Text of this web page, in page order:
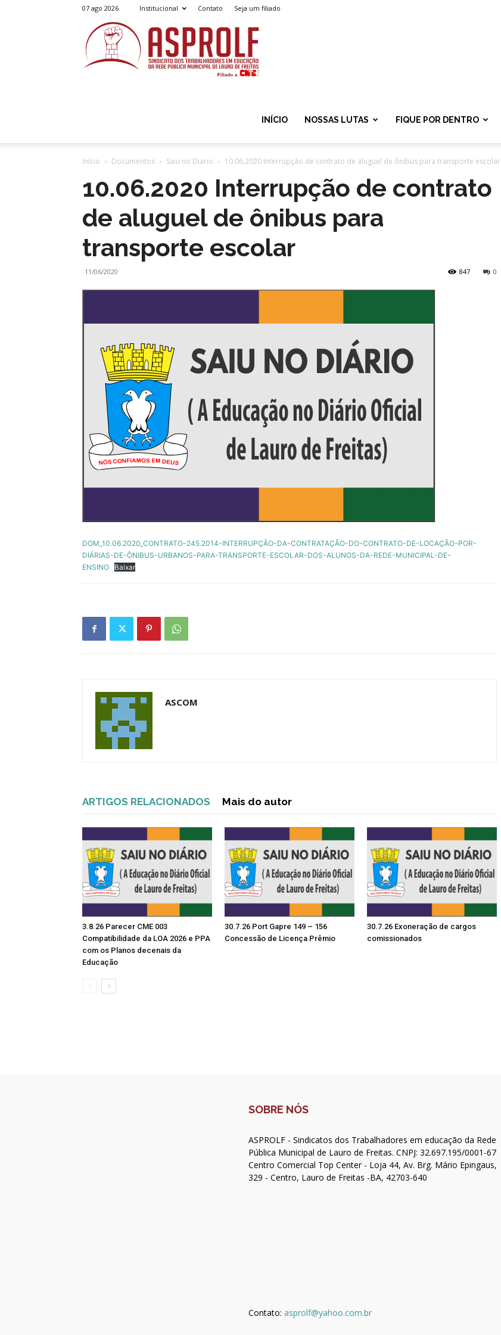
07 ago 2026 Institucional Contato Seja um filiado
INÍCIO NOSSAS LUTAS FIQUE POR DENTRO
Início Documentos Saiu no Diario 10.06.2020 Interrupção de contrato de aluguel de ônibus para transporte escolar
10.06.2020 Interrupção de contrato
de aluguel de ônibus para
transporte escolar
11/06/2020 0
847
DOM_10.06.2020_CONTRATO-245.2014-INTERRUPÇÃO-DA-CONTRATAÇÃO-DO-CONTRATO-DE-LOCAÇÃO-POR-
DIÁRIAS-DE-ÔNIBUS-URBANOS-PARA-TRANSPORTE-ESCOLAR-DOS-ALUNOS-DA-REDE-MUNICIPAL-DE-
ENSINO
Baixar
ASCOM
ARTIGOS RELACIONADOS Mais do autor
3.8.26 Parecer CME 003
Compatibilidade da LOA 2026 e PPA
com os Planos decenais da
Educação
30.7.26 Port Gapre 149 – 156
Concessão de Licença Prêmio
30.7.26 Exoneração de cargos
comissionados
SOBRE NÓS
ASPROLF - Sindicatos dos Trabalhadores em educação da Rede
Pública Municipal de Lauro de Freitas. CNPJ: 32.697.195/0001-67
Centro Comercial Top Center - Loja 44, Av. Brg. Mário Epingaus,
329 - Centro, Lauro de Freitas -BA, 42703-640
Contato: asprolf@yahoo.com.br